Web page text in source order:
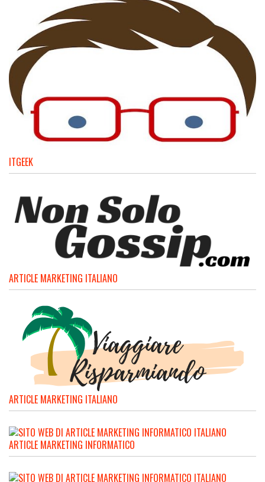
ITGEEK
ARTICLE MARKETING ITALIANO
ARTICLE MARKETING ITALIANO
ARTICLE MARKETING INFORMATICO